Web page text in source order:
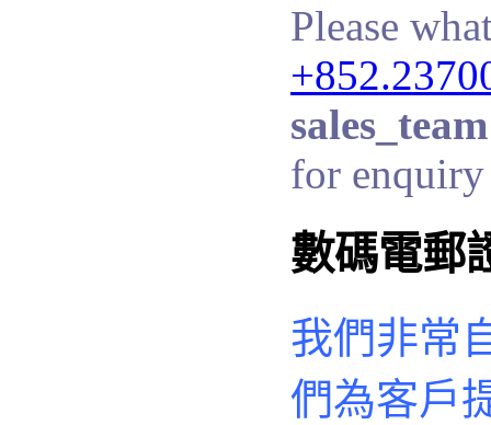
Please
for
數碼電郵
我們非常
們為客戶